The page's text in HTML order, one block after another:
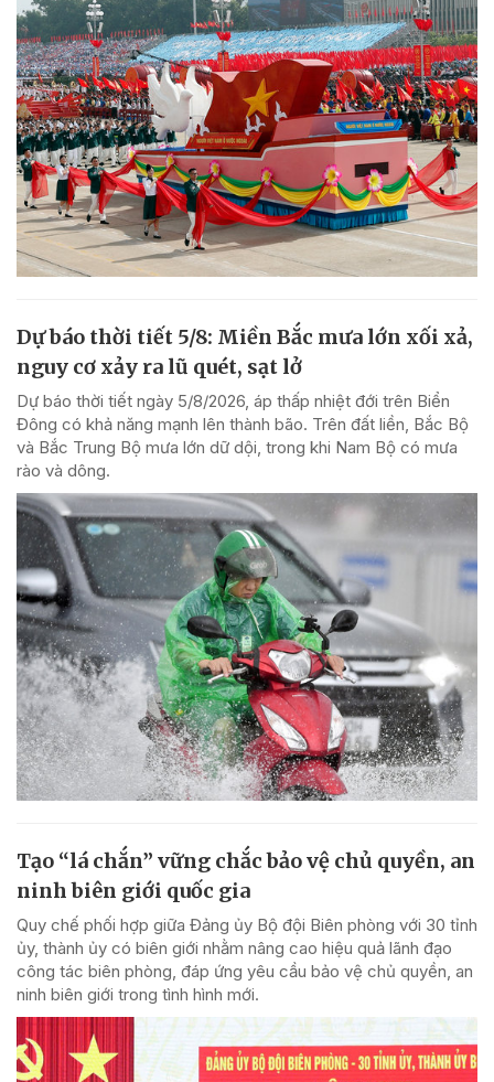
Dự báo thời tiết 5/8: Miền Bắc mưa lớn xối xả,
nguy cơ xảy ra lũ quét, sạt lở
Dự báo thời tiết ngày 5/8/2026, áp thấp nhiệt đới trên Biển
Đông có khả năng mạnh lên thành bão. Trên đất liền, Bắc Bộ
và Bắc Trung Bộ mưa lớn dữ dội, trong khi Nam Bộ có mưa
rào và dông.
Tạo “lá chắn” vững chắc bảo vệ chủ quyền, an
ninh biên giới quốc gia
Quy chế phối hợp giữa Đảng ủy Bộ đội Biên phòng với 30 tỉnh
ủy, thành ủy có biên giới nhằm nâng cao hiệu quả lãnh đạo
công tác biên phòng, đáp ứng yêu cầu bảo vệ chủ quyền, an
ninh biên giới trong tình hình mới.